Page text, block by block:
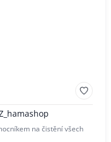
na čistění všech